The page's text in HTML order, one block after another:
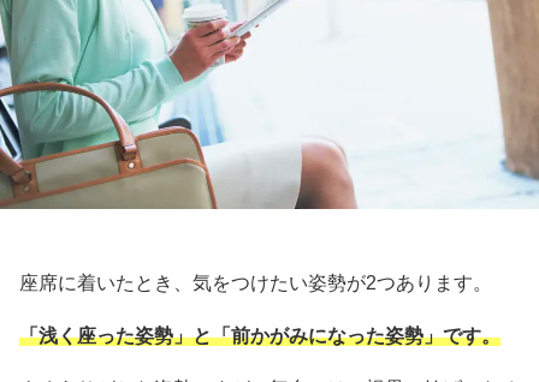
座席に着いたとき、気をつけたい姿勢が2つあります。
「浅く座った姿勢」と「前かがみになった姿勢」です。